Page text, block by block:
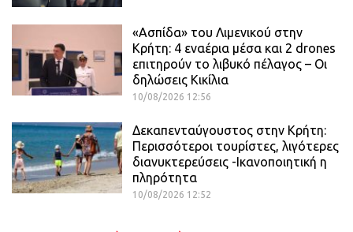
«Ασπίδα» του Λιμενικού στην
Κρήτη: 4 εναέρια μέσα και 2 drones
επιτηρούν το λιβυκό πέλαγος – Οι
δηλώσεις Κικίλια
10/08/2026 12:56
Δεκαπενταύγουστος στην Κρήτη:
Περισσότεροι τουρίστες, λιγότερες
διανυκτερεύσεις -Ικανοποιητική η
πληρότητα
10/08/2026 12:52